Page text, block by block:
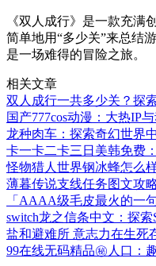
《双人成行》是一款充
简单地用“多少关”来总结
是一场难得的冒险之旅。
相关文章
双人成行一共多少关？探
国产777cos动漫：大热IP
龙种肉车：探索奇幻世界
卡一卡二卡三日美韩免费
怪物猎人世界钢冰蜂怎么
薄暮传说支线任务图文攻
「AAAA级毛皮最火的一
switch龙之信条中文：探
盐和避难所 意志力在生
99在线无码精品㊙️人口：